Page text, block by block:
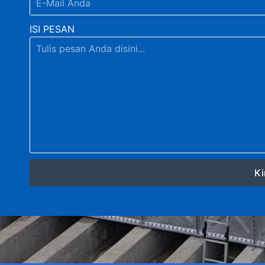
ISI PESAN